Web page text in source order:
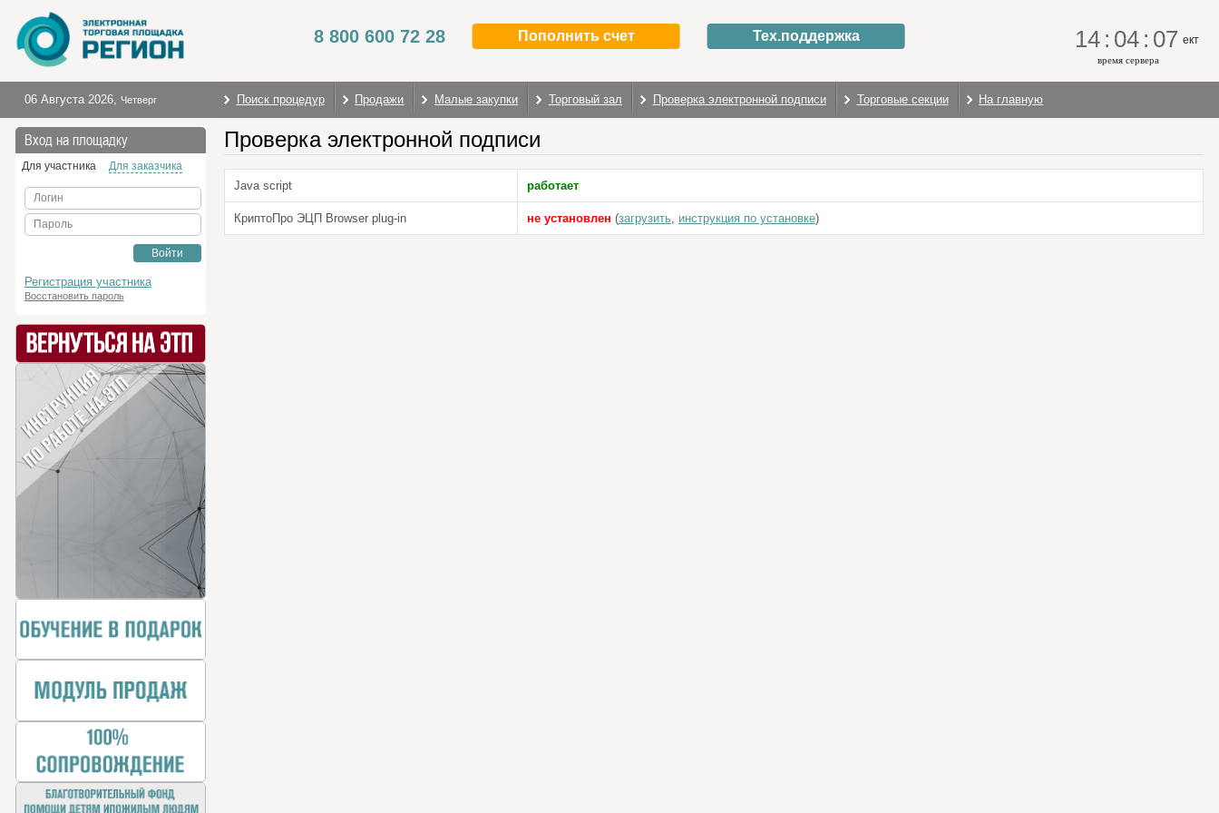
8 800 600 72 28 Пополнить счет Тех.поддержка 14 : 04 : 08 ект
время сервера
06 Августа 2026, Четверг Поиск процедур Продажи Малые закупки Торговый зал Проверка электронной подписи Торговые секции На главную
Вход на площадку
Для участника Для заказчика
Логин
Пароль
Войти
Регистрация участника
Восстановить пароль
Проверка электронной подписи
Java script работает
КриптоПро ЭЦП Browser plug-in не установлен (загрузить, инструкция по установке)